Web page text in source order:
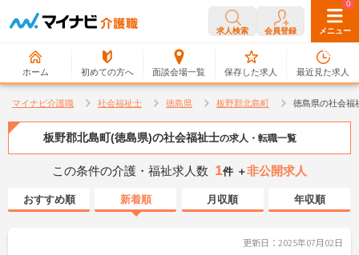
求人検索 会員登録 メニュー
ホーム 初めての方へ 面談会場一覧
0
保存した求人
0
最近見た求人
マイナビ介護職 社会福祉士 徳島県 板野郡北島町 徳島県の社会福
板野郡北島町(徳島県)の社会福祉士の求人・転職一覧
この条件の介護・福祉求人数 1件 ＋非公開求人
おすすめ順 新着順 月収順 年収順
更新日：2025年07月02日